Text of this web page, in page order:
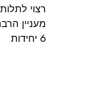
רצוי
מעניין
6 יחידות